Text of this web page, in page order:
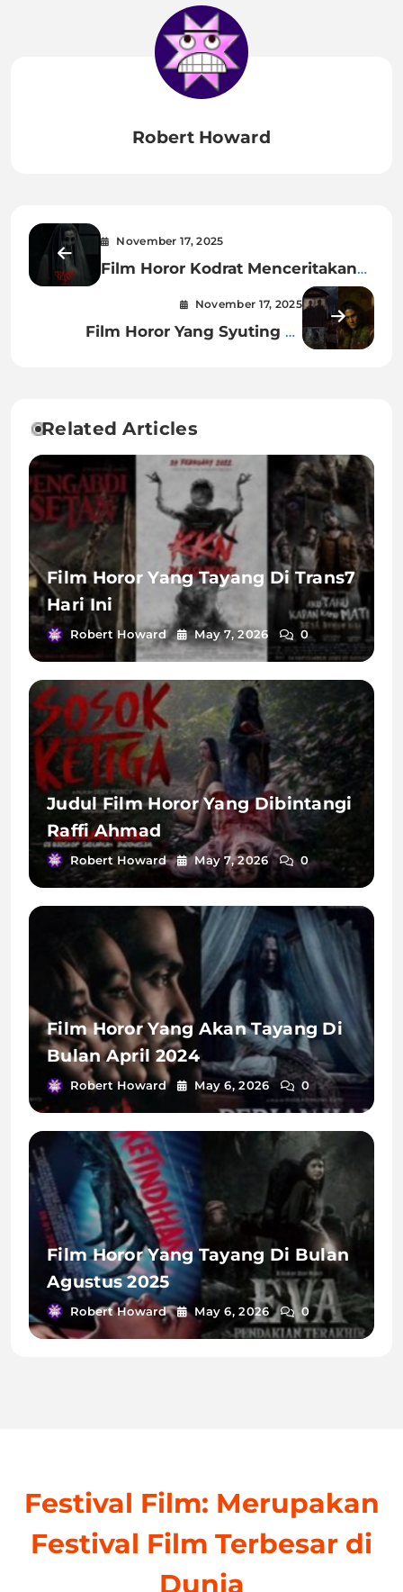
Robert Howard
November 17, 2025
Film Horor Kodrat Menceritakan
November 17, 2025
Film Horor Yang Syuting Di
Related Articles
Film Horor Yang Tayang Di Trans7
Hari Ini
Robert Howard May 7, 2026 0
Judul Film Horor Yang Dibintangi
Raffi Ahmad
Robert Howard May 7, 2026 0
Film Horor Yang Akan Tayang Di
Bulan April 2024
Robert Howard May 6, 2026 0
Film Horor Yang Tayang Di Bulan
Agustus 2025
Robert Howard May 6, 2026 0
Festival Film: Merupakan
Festival Film Terbesar di
Dunia